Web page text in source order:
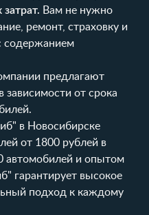
Вам не нужно
ремонт, страховку и
содержанием
предлагают
от срока
в Новосибирске
от 1800 рублей в
автомобилей и опытом
гарантирует высокое
подход к каждому